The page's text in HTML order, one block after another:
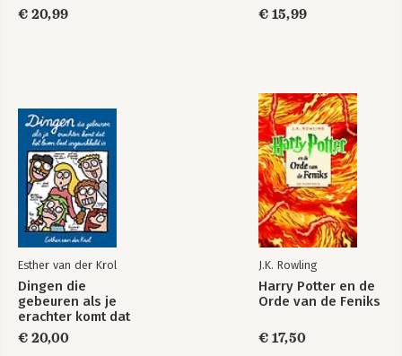
€ 20,99
€ 15,99
Esther van der Krol
Dingen die
gebeuren als je
erachter komt dat
het leven best
ingewikkeld is
€ 20,00
J.K. Rowling
Harry Potter en de
Orde van de Feniks
€ 17,50